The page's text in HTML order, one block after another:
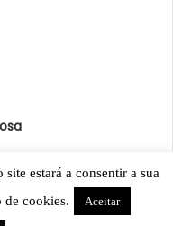
estará a consentir a sua
de cookies.
Aceitar